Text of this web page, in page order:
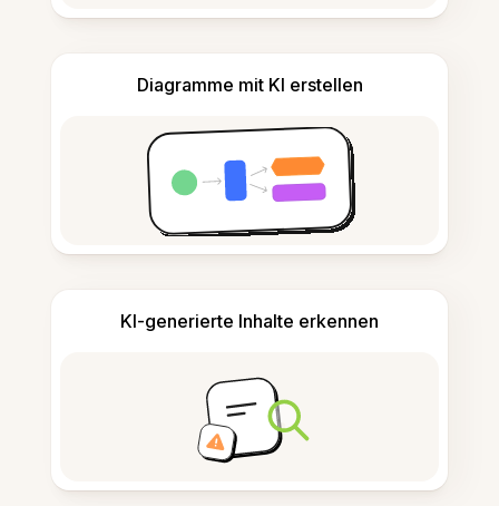
Diagramme mit KI erstellen
KI-generierte Inhalte erkennen